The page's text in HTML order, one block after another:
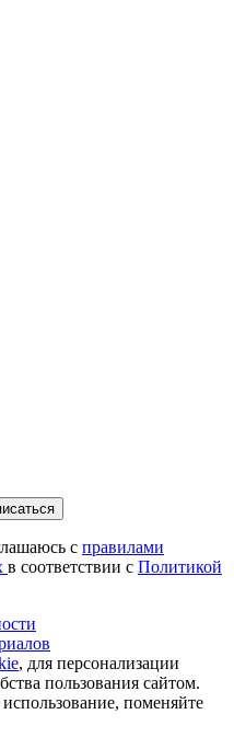
с правилами
в соответствии с Политикой
, для персонализации
пользования сайтом.
поменяйте